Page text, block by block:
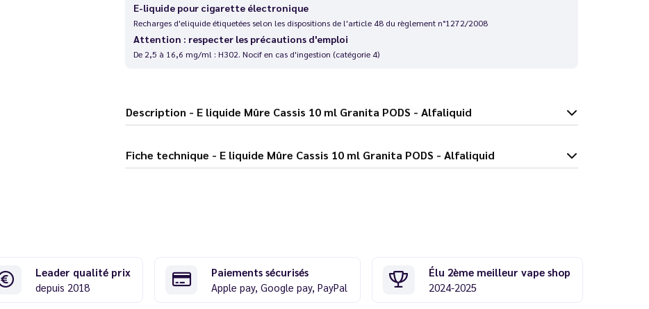
E-liquide pour cigarette électronique
Recharges d'eliquide étiquetées selon les dispositions de l'article 48 du règlement n°1272/2008
Attention : respecter les précautions d'emploi
De 2,5 à 16,6 mg/ml : H302. Nocif en cas d'ingestion (catégorie 4)
Description - E liquide Mûre Cassis 10 ml Granita PODS - Alfaliquid
Fiche technique - E liquide Mûre Cassis 10 ml Granita PODS - Alfaliquid
Leader qualité prix
depuis 2018
Paiements sécurisés
Apple pay, Google pay, PayPal
Élu 2ème meilleur vape shop
2024-2025